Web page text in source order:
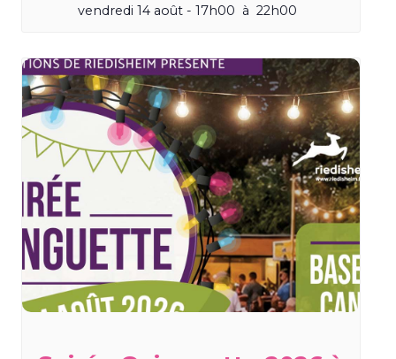
vendredi 14 août - 17h00 à 22h00